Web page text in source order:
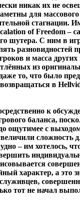
никак их не
для
стагнации.
of Freedom –
шутера. С ним в
разновидностей
и масса
из
то, что было
в
к
баланса,
ощутимее с
сложность
– им хотелось,
характер, а это
тот не начал